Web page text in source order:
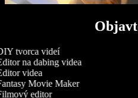
tvorca videí
na dabing videa
videa
Movie Maker
editor